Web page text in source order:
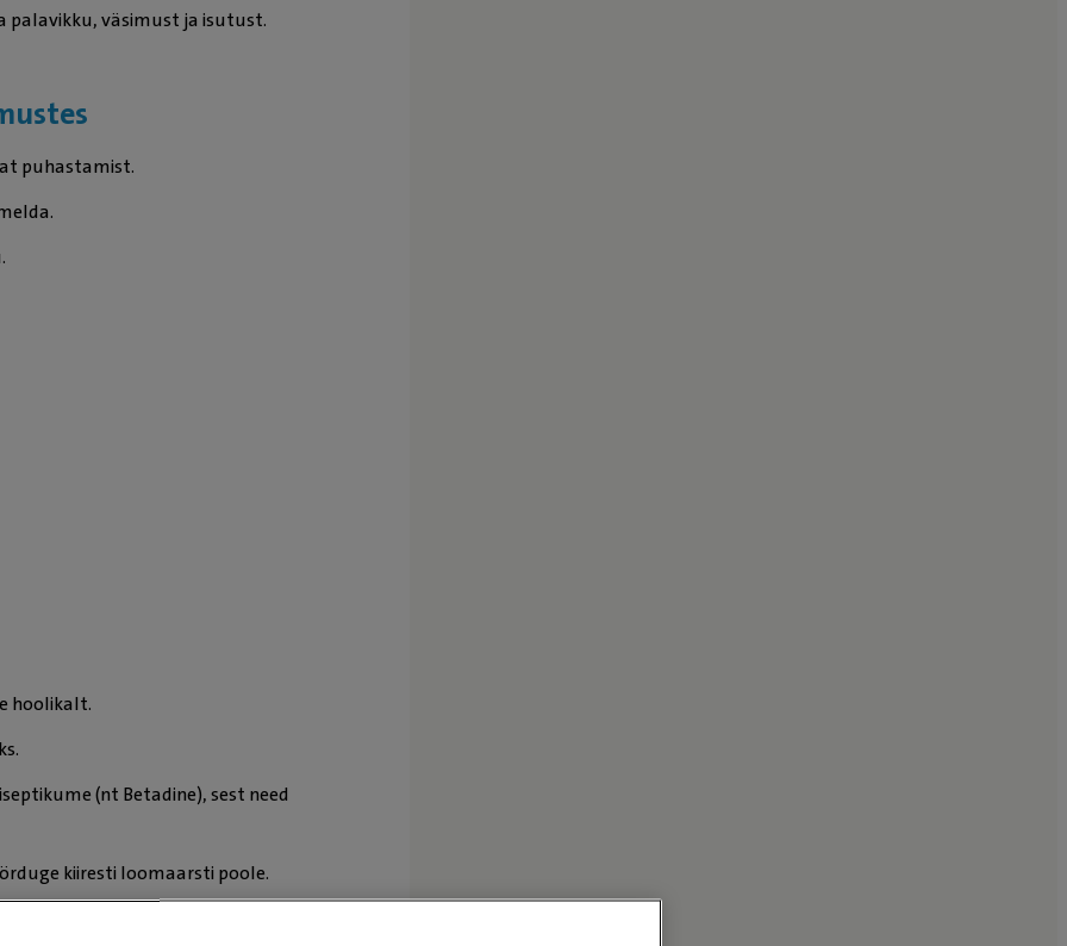
palavikku, väsimust ja isutust.
puhastamist.
hoolikalt.
(nt Betadine), sest need
kiiresti loomaarsti poole.